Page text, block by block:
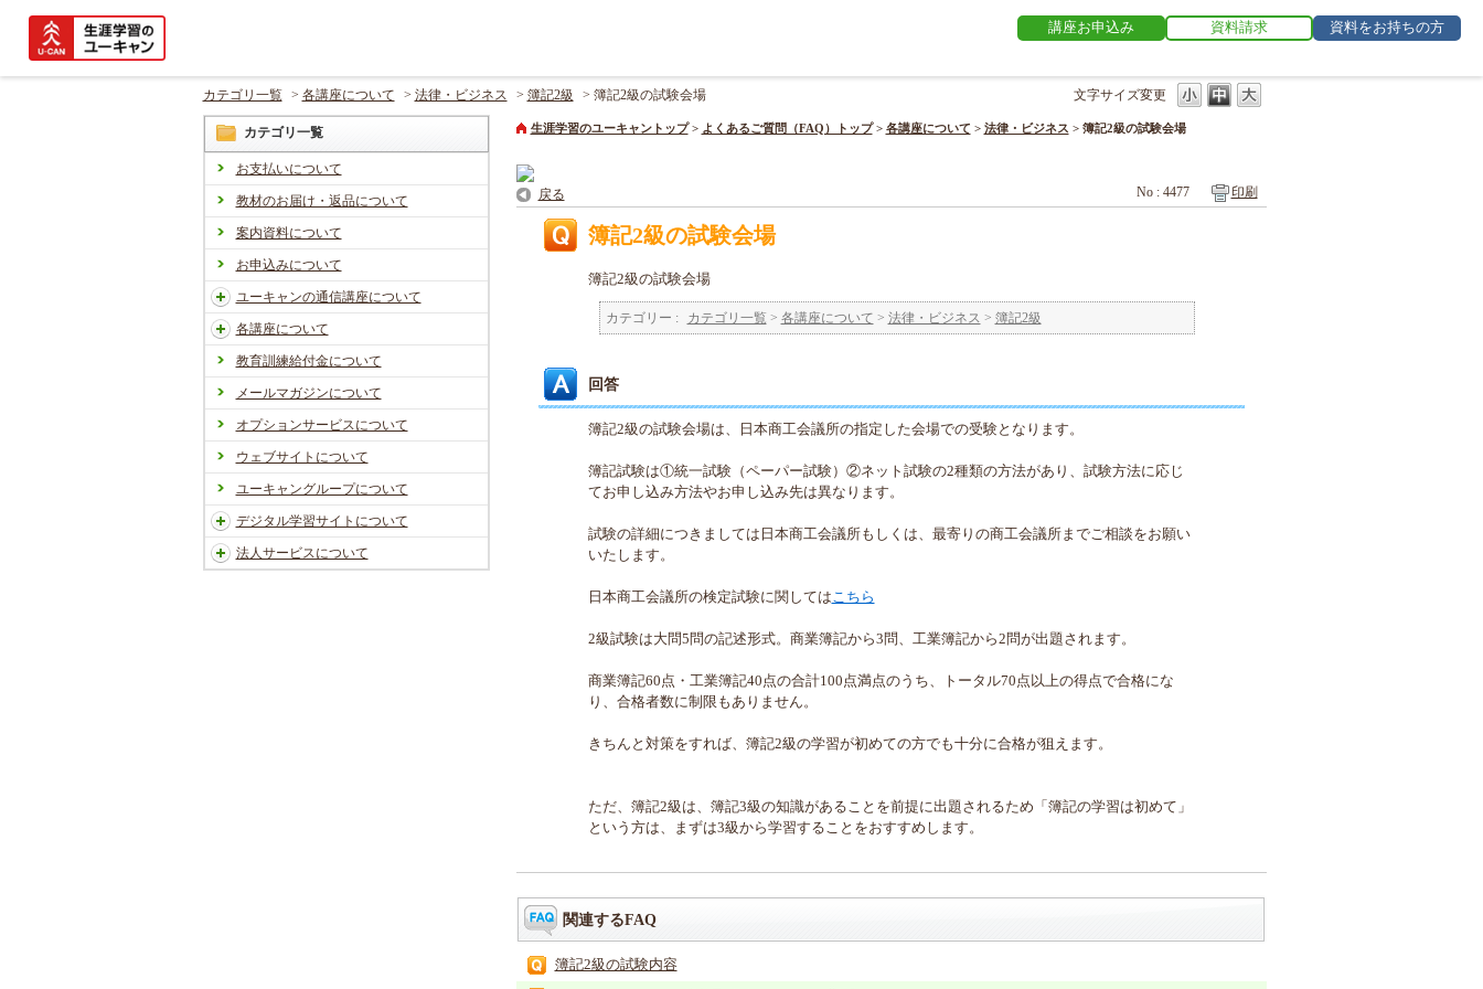
講座お申込み 資料請求 資料をお持ちの方
文字サイズ変更
カテゴリ一覧 > 各講座について > 法律・ビジネス > 簿記2級 > 簿記2級の試験会場
カテゴリ一覧
お支払いについて
教材のお届け・返品について
案内資料について
お申込みについて
ユーキャンの通信講座について
各講座について
教育訓練給付金について
メールマガジンについて
オプションサービスについて
ウェブサイトについて
ユーキャングループについて
デジタル学習サイトについて
法人サービスについて
生涯学習のユーキャントップ > よくあるご質問（FAQ）トップ > 各講座について > 法律・ビジネス > 簿記2級の試験会場
戻る No : 4477 印刷
簿記2級の試験会場
簿記2級の試験会場
カテゴリー : カテゴリ一覧 > 各講座について > 法律・ビジネス > 簿記2級
回答
簿記2級の試験会場は、日本商工会議所の指定した会場での受験となります。
簿記試験は①統一試験（ペーパー試験）②ネット試験の2種類の方法があり、試験方法に応じ
てお申し込み方法やお申し込み先は異なります。
試験の詳細につきましては日本商工会議所もしくは、最寄りの商工会議所までご相談をお願い
いたします。
日本商工会議所の検定試験に関してはこちら
2級試験は大問5問の記述形式。商業簿記から3問、工業簿記から2問が出題されます。
商業簿記60点・工業簿記40点の合計100点満点のうち、トータル70点以上の得点で合格にな
り、合格者数に制限もありません。
きちんと対策をすれば、簿記2級の学習が初めての方でも十分に合格が狙えます。
ただ、簿記2級は、簿記3級の知識があることを前提に出題されるため「簿記の学習は初めて」
という方は、まずは3級から学習することをおすすめします。
関連するFAQ
簿記2級の試験内容